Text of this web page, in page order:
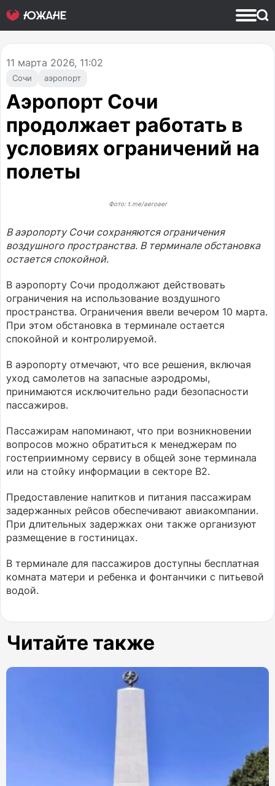
Сочи аэропорт
11 марта 2026, 11:02
Аэропорт Сочи
продолжает работать в
условиях ограничений на
полеты
Фото: t.me/aeroaer
В аэропорту Сочи сохраняются ограничения
воздушного пространства. В терминале обстановка
остается спокойной.
В аэропорту Сочи продолжают действовать
ограничения на использование воздушного
пространства. Ограничения ввели вечером 10 марта.
При этом обстановка в терминале остается
спокойной и контролируемой.
В аэропорту отмечают, что все решения, включая
уход самолетов на запасные аэродромы,
принимаются исключительно ради безопасности
пассажиров.
Пассажирам напоминают, что при возникновении
вопросов можно обратиться к менеджерам по
гостеприимному сервису в общей зоне терминала
или на стойку информации в секторе В2.
Предоставление напитков и питания пассажирам
задержанных рейсов обеспечивают авиакомпании.
При длительных задержках они также организуют
размещение в гостиницах.
В терминале для пассажиров доступны бесплатная
комната матери и ребенка и фонтанчики с питьевой
водой.
Читайте также